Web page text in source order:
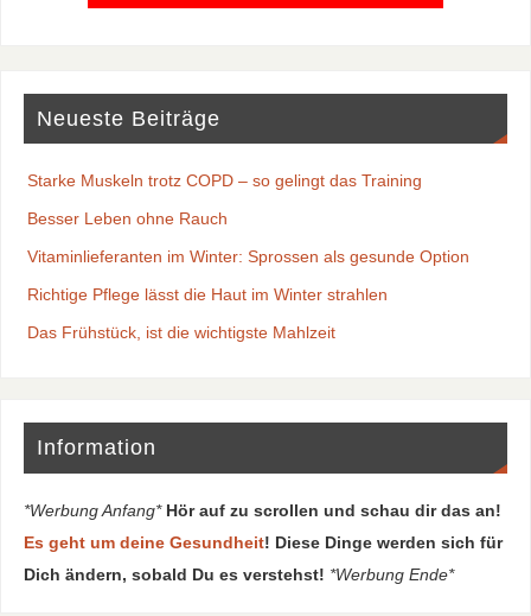
Neueste Beiträge
Starke Muskeln trotz COPD – so gelingt das Training
Besser Leben ohne Rauch
Vitaminlieferanten im Winter: Sprossen als gesunde Option
Richtige Pflege lässt die Haut im Winter strahlen
Das Frühstück, ist die wichtigste Mahlzeit
Information
*Werbung Anfang* Hör auf zu scrollen und schau dir das an!
Es geht um deine Gesundheit! Diese Dinge werden sich für
Dich ändern, sobald Du es verstehst! *Werbung Ende*